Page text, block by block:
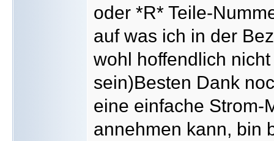
oder *R* Teile-
auf was ich in der
wohl hoffendlich
sein)Besten Dank
eine einfache Strom-
annehmen kann, bin